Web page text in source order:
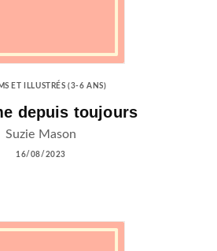
ET ILLUSTRÉS (3-6 ANS)
depuis toujours
Suzie Mason
16/08/2023